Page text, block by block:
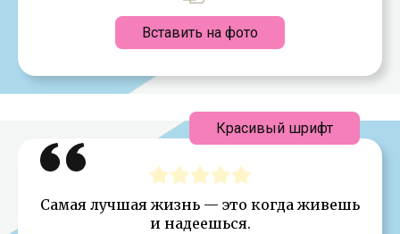
Вставить на фото
Самая лучшая жизнь — это когда живешь
и надеешься.
Красивый шрифт